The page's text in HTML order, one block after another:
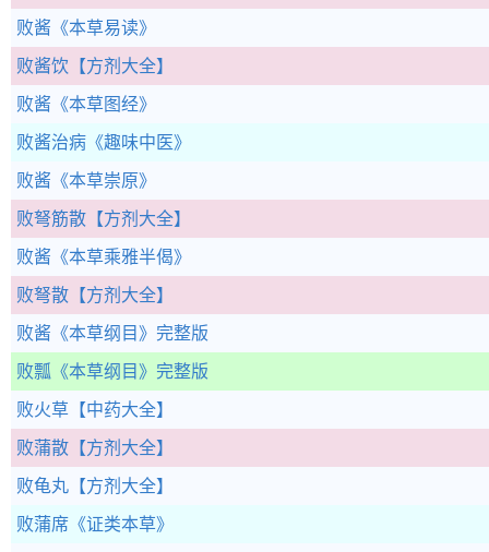
败酱 《本草易读》
败酱饮 【方剂大全】
败酱 《本草图经》
败酱治病 《趣味中医》
败酱 《本草崇原》
败弩筋散 【方剂大全】
败酱 《本草乘雅半偈》
败弩散 【方剂大全】
败酱 《本草纲目》完整版
败瓢 《本草纲目》完整版
败火草 【中药大全】
败蒲散 【方剂大全】
败龟丸 【方剂大全】
败蒲席 《证类本草》